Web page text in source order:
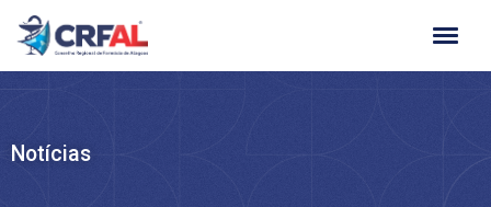
Ir
para
Notícias